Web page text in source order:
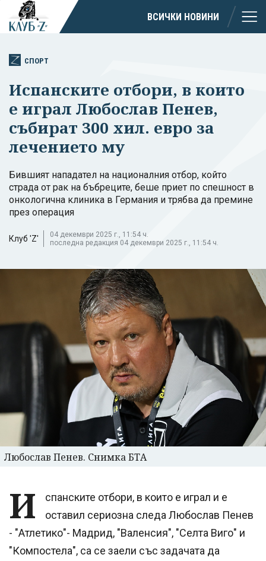
ВСИЧКИ НОВИНИ
СПОРТ
Испанските отбори, в които
е играл Любослав Пенев,
събират 300 хил. евро за
лечението му
Бившият нападател на националния отбор, който
страда от рак на бъбреците, беше приет по спешност в
онкологична клиника в Германия и трябва да премине
през операция
Клуб 'Z'
04 декември 2025 г., 11:54 ч.
последна редакция 04 декември 2025 г., 11:54 ч.
Любослав Пенев. Снимка БТА
И
спанските отбори, в които е играл и е
оставил сериозна следа Любослав Пенев
- "Атлетико"- Мадрид, "Валенсия", "Селта Виго" и
"Компостела", са се заели със задачата да